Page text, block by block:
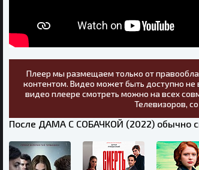
Плеер мы размещаем только от
контентом. Видео может быть доступно не
видео плеере смотреть можно на всех
Телевизоров,
После ДАМА С СОБАЧКОЙ (2022) обычно